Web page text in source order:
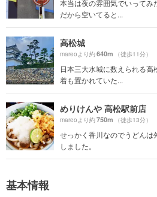
本当は夜の雰囲気でいってみ
だから空いてると...
高松城
mareoより約640m （徒歩11分）
日本三大水城に数えられる
着も置かれていた...
めりけんや 高松駅前店
mareoより約750m （徒歩13分）
せっかく香川なのでうどん
しました。
基本情報